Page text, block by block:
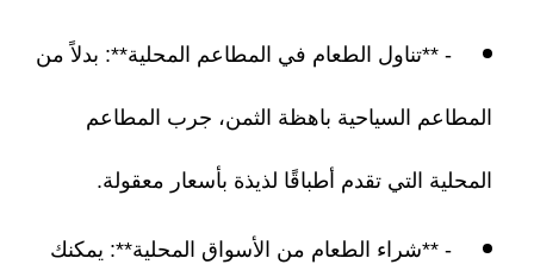
- **تناول الطعام في المطاعم المحلية**: بدلاً من
المطاعم السياحية باهظة الثمن، جرب المطاعم
المحلية التي تقدم أطباقًا لذيذة بأسعار معقولة.
- **شراء الطعام من الأسواق المحلية**: يمكنك